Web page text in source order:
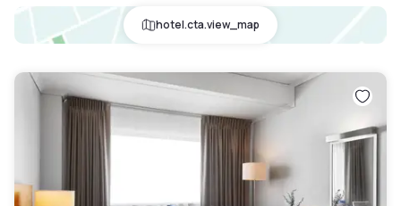
hotel.cta.view_map